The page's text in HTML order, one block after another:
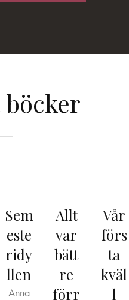
Sem
este
ridy
llen
Anna
Allt
var
bätt
re
förr
Vår
förs
ta
kväl
l